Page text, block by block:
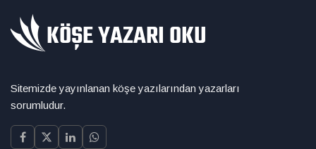
Sitemizde yayınlanan köşe yazılarından yazarları
sorumludur.